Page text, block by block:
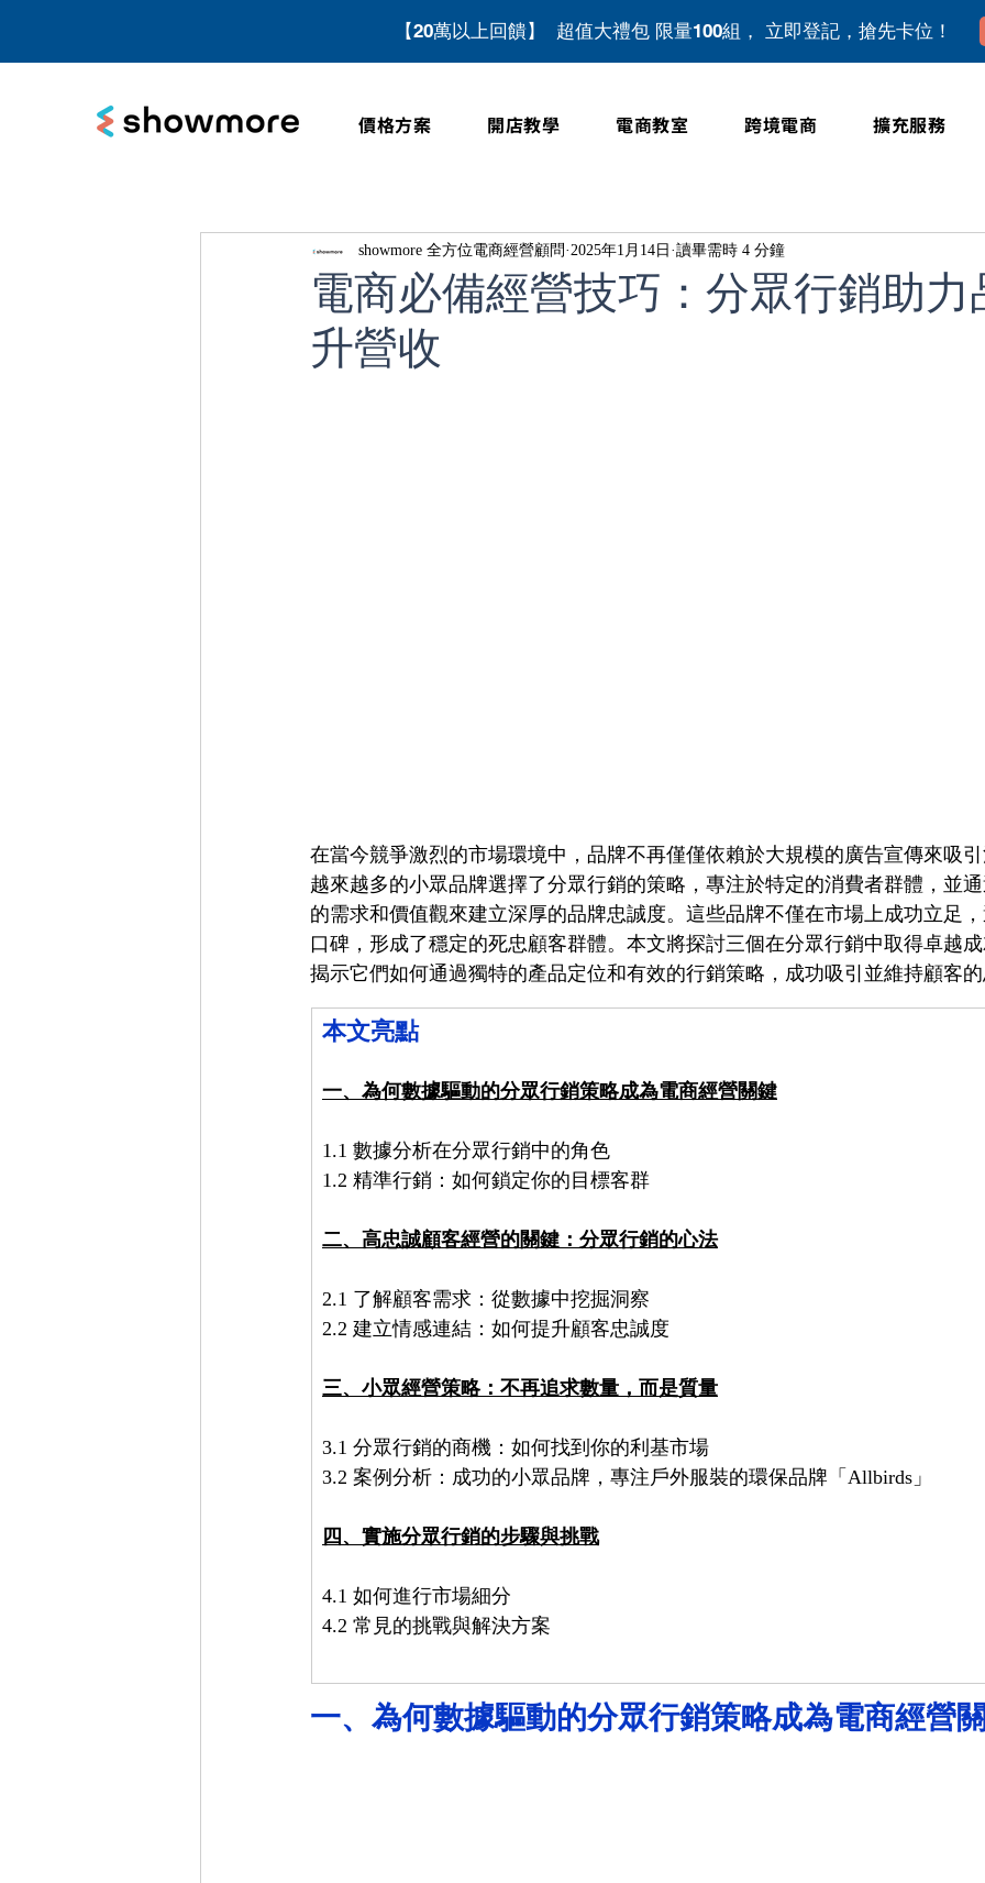
【20萬以上回饋】 超值大禮包 限量100組， 立即登記，搶先卡位！
價格方案 開店教學 電商教室 跨境電商 擴充服務
電商必備經營技巧：分眾行銷助力
升營收
showmore 全方位電商經營顧問 2025年1月14日 讀畢需時 4 分鐘
在當今競爭激烈的市場環境中，品牌不再僅僅依賴於大規模的廣告宣傳來吸
越來越多的小眾品牌選擇了分眾行銷的策略，專注於特定的消費者群體，並
的需求和價值觀來建立深厚的品牌忠誠度。這些品牌不僅在市場上成功立足
口碑，形成了穩定的死忠顧客群體。本文將探討三個在分眾行銷中取得卓越
揭示它們如何通過獨特的產品定位和有效的行銷策略，成功吸引並維持顧客
本文亮點
一、為何數據驅動的分眾行銷策略成為電商經營關鍵
1.1 數據分析在分眾行銷中的角色
1.2 精準行銷：如何鎖定你的目標客群
二、高忠誠顧客經營的關鍵：分眾行銷的心法
2.1 了解顧客需求：從數據中挖掘洞察
2.2 建立情感連結：如何提升顧客忠誠度
三、小眾經營策略：不再追求數量，而是質量
3.1 分眾行銷的商機：如何找到你的利基市場
3.2 案例分析：成功的小眾品牌，專注戶外服裝的環保品牌「Allbirds」
四、實施分眾行銷的步驟與挑戰
4.1 如何進行市場細分
4.2 常見的挑戰與解決方案
一、為何數據驅動的分眾行銷策略成為電商經營